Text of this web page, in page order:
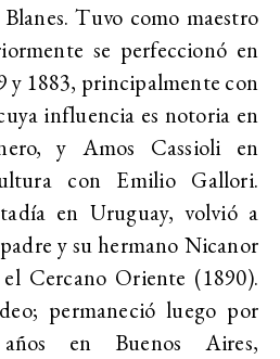
Tuvo como maestro
se perfeccionó en
y 1883, principalmente con
influencia es notoria en
y Amos Cassioli en
con Emilio Gallori.
en Uruguay, volvió a
y su hermano Nicanor
Cercano Oriente (1890).
permaneció luego por
en Buenos Aires,